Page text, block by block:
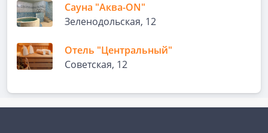
Сауна "Аква-ON"
Зеленодольская, 12
Отель "Центральный"
Советская, 12